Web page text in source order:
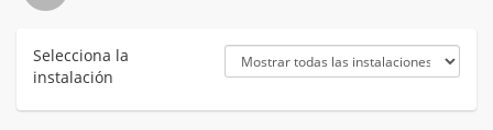
Selecciona la
instalación